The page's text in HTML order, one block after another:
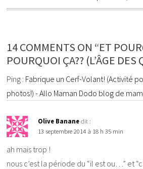
14 COMMENTS ON “ET
POURQUOI ÇA?? (L’ÂGE
Ping : Fabrique un Cerf-Volant! (Activité
photos!) - Allo Maman Dodo blog de
Olive Banane dit :
13 septembre 2014 à 18 h 35 min
ah mais trop !
nous c’est la période du “il est ou…” et